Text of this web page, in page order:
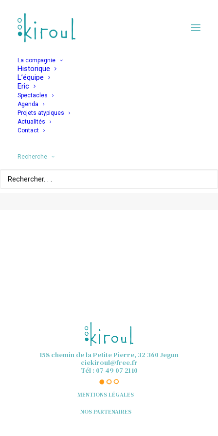
La compagnie
Historique
L’équipe
Eric
Spectacles
Agenda
Projets atypiques
Actualités
Contact
Recherche
2015
10 AVRIL 2021
Martin improvise un spectacle de marionnettes en mie
de pain et récolte l’admiration de la fille de Perrine
158 chemin de la Petite Pierre, 32 360 Jegun
ciekiroul@free.fr
Tél : 07 49 07 21 10
MENTIONS LÉGALES
NOS PARTENAIRES